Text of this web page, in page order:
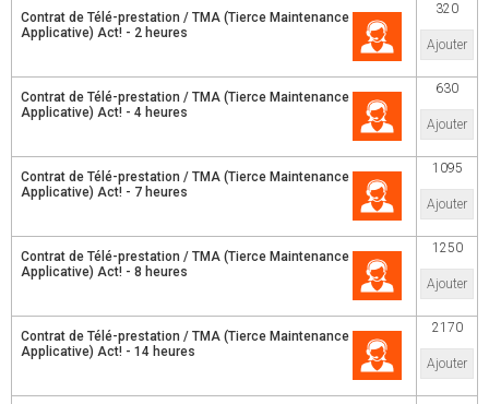
Contrat de Télé-prestation / TMA (Tierce Maintenance
Applicative) Act! - 2 heures
320
Ajouter
Contrat de Télé-prestation / TMA (Tierce Maintenance
Applicative) Act! - 4 heures
630
Ajouter
Contrat de Télé-prestation / TMA (Tierce Maintenance
Applicative) Act! - 7 heures
1095
Ajouter
Contrat de Télé-prestation / TMA (Tierce Maintenance
Applicative) Act! - 8 heures
1250
Ajouter
Contrat de Télé-prestation / TMA (Tierce Maintenance
Applicative) Act! - 14 heures
2170
Ajouter